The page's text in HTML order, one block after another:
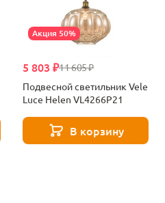
Акция 50%
11 605 ₽
5 803 ₽
Подвесной светильник Vele
Luce Helen VL4266P21
В корзину